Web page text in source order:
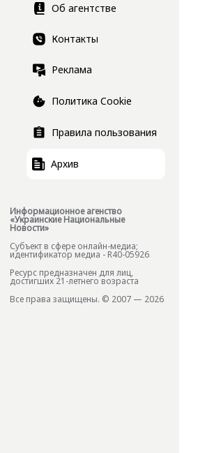
Об агентстве
Контакты
Реклама
Политика Cookie
Правила пользования
Архив
Информационное агенство
«Украинские Национальные
Новости»
Субъект в сфере онлайн-медиа;
идентификатор медиа - R40-05926
Ресурс предназначен для лиц,
достигших 21-летнего возраста
Все права защищены. © 2007 — 2026